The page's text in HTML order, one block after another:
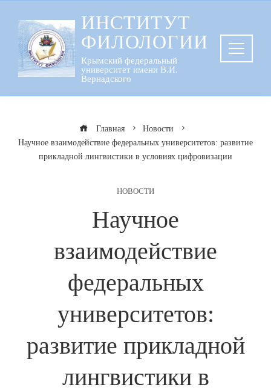
содержанию
ИНСТИТУТ
ФИЛОЛОГИИ
Крымский федеральный
университет имени В.И.
Вернадского
Главная
Новости
Научное взаимодействие федеральных университетов: развитие
прикладной лингвистики в условиях цифровизации
НОВОСТИ
Научное
взаимодействие
федеральных
университетов:
развитие прикладной
лингвистики в